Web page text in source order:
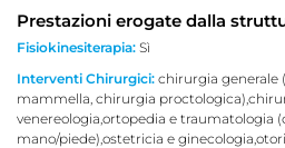
Prestazioni erogate dalla
Fisiokinesiterapia: Sì
Interventi Chirurgici: chirurgia generale
mammella, chirurgia
venereologia,ortopedia e traumatologia
mano/piede),ostetricia e